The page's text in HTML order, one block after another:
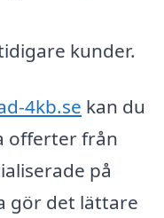
kunder.
4kb.se kan du
offerter från
på
gör det lättare